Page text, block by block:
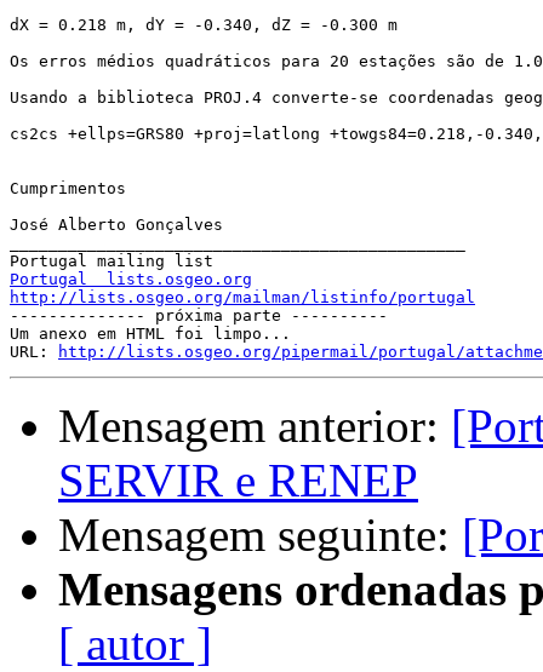
dX = 0.218 m, dY = -0.340, dZ = -0.300 m
Os erros médios quadráticos para 20 estações são de
Usando a biblioteca PROJ.4 converte-se coordenadas
cs2cs +ellps=GRS80 +proj=latlong +towgs84=0.218,-
Cumprimentos
José Alberto Gonçalves
Portugal  lists.osgeo.org
http://lists.osgeo.org/mailman/listinfo/portugal
-------------- próxima parte ----------
Um anexo em HTML foi limpo...
URL:
http://lists.osgeo.org/pipermail/portugal/
Mensagem anterior:
SERVIR e RENEP
Mensagem seguinte:
Mensagens ordenadas
[ autor ]